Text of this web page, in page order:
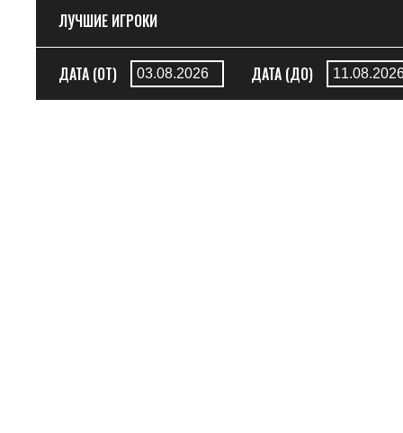
ЛУЧШИЕ ИГРОКИ
ДАТА (ОТ) ДАТА (ДО)